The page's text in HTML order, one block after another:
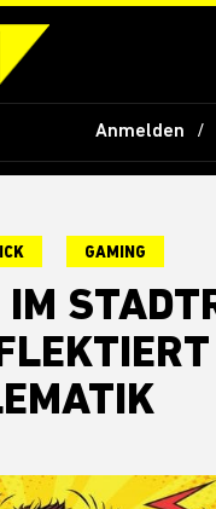
Anmelden
GAMING
IM